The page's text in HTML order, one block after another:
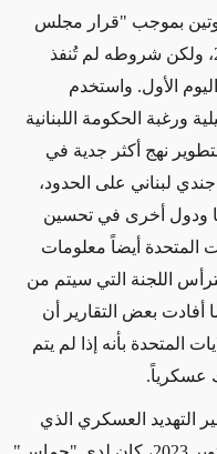
بموجب "قرار مجلس
الأمن الدولي رقم 1701" في عام 2006، ولكن شروطه لم تُنفذ
الأول. واستخدم
ورغبة الحكومة اللبنانية
نهج أكثر جدية في
التنفيذ: سيتم نشر ما يصل إلى 10,000 جندي لبناني على الحدود،
ودول أخرى في تحسين
المتحدة أيضاً معلومات
اللجنة التي سيتم من
أفادت بعض التقارير أن
المتحدة بأنه إذا لم يتم
عسكرياً.
التهديد العسكري الذي